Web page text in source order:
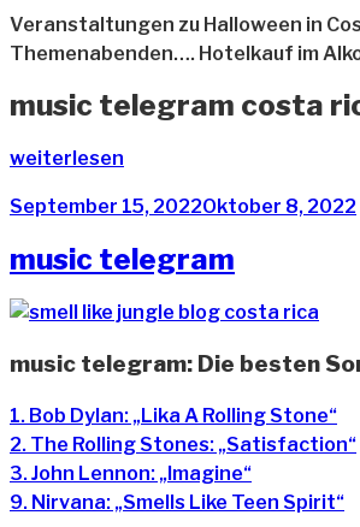
Veranstaltungen zu Halloween in
Themenabenden…. Hotelkauf im
music telegram costa
„music
costa
weiterlesen
Veröffentlicht
September 15, 2022Oktober 8, 2022
music telegram
music telegram: Die besten
1. Bob Dylan: „Lika A Rolling Stone“
2. The Rolling Stones: „Satisfaction“
3. John Lennon: „Imagine“
9. Nirvana: „Smells Like Teen Spirit“